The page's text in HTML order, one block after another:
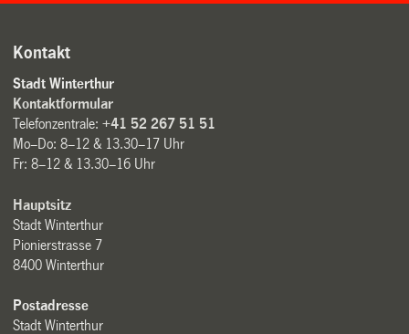
Kontakt
Stadt Winterthur
Kontaktformular
Telefonzentrale:+41 52 267 51 51
Mo–Do: 8–12 & 13.30–17 Uhr
Fr: 8–12 & 13.30–16 Uhr
Hauptsitz
Stadt Winterthur
Pionierstrasse 7
8400 Winterthur
Postadresse
Stadt Winterthur